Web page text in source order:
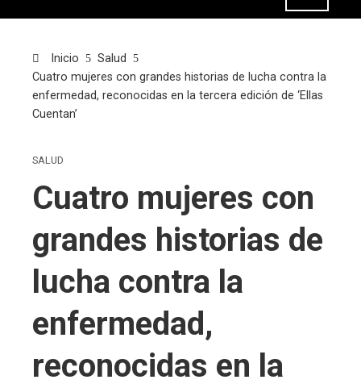
Inicio
Salud
Cuatro mujeres con grandes historias de lucha contra la
enfermedad, reconocidas en la tercera edición de ‘Ellas
Cuentan’
SALUD
Cuatro mujeres con
grandes historias de
lucha contra la
enfermedad,
reconocidas en la